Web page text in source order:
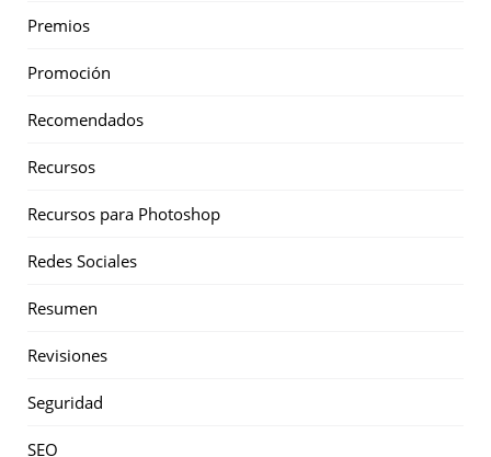
Premios
Promoción
Recomendados
Recursos
Recursos para Photoshop
Redes Sociales
Resumen
Revisiones
Seguridad
SEO